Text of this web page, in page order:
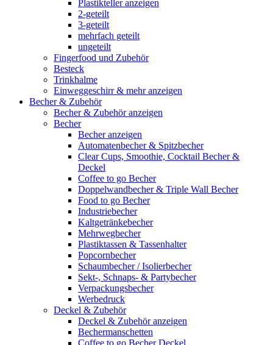
Plastikteller anzeigen
2-geteilt
3-geteilt
mehrfach geteilt
ungeteilt
Fingerfood und Zubehör
Besteck
Trinkhalme
Einweggeschirr & mehr anzeigen
Becher & Zubehör
Becher & Zubehör anzeigen
Becher
Becher anzeigen
Automatenbecher & Spitzbecher
Clear Cups, Smoothie, Cocktail Becher &
Deckel
Coffee to go Becher
Doppelwandbecher & Triple Wall Becher
Food to go Becher
Industriebecher
Kaltgetränkebecher
Mehrwegbecher
Plastiktassen & Tassenhalter
Popcornbecher
Schaumbecher / Isolierbecher
Sekt-, Schnaps- & Partybecher
Verpackungsbecher
Werbedruck
Deckel & Zubehör
Deckel & Zubehör anzeigen
Bechermanschetten
Coffee to go Becher Deckel